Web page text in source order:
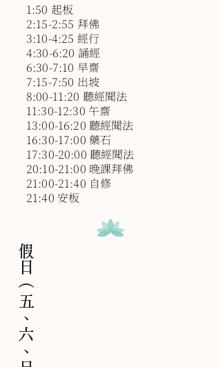
1:50 起板
2:15-2:55 拜佛
3:10-4:25 經行
4:30-6:20 誦經
6:30-7:10 早齋
7:15-7:50 出坡
8:00-11:20 聽經聞法
11:30-12:30 午齋
13:00-16:20 聽經聞法
16:30-17:00 藥石
17:30-20:00 聽經聞法
20:10-21:00 晚課拜佛
21:00-21:40 自修
21:40 安板
假日（五、六、日）